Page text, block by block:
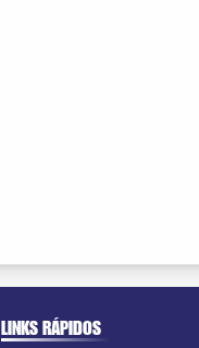
LINKS RÁPIDOS